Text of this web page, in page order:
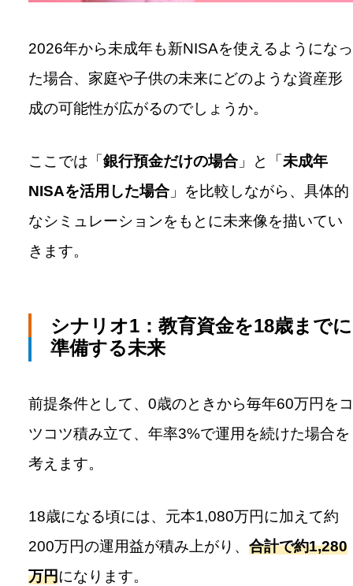
2026年から未成年も新NISAを使えるようになっ
た場合、家庭や子供の未来にどのような資産形
成の可能性が広がるのでしょうか。
ここでは「 銀行預金だけの場合」と「 未成年
NISAを活用した場合」を比較しながら、具体的
なシミュレーションをもとに未来像を描いてい
きます。
シナリオ1：教育資金を18歳までに
準備する未来
前提条件として、0歳のときから毎年60万円をコ
ツコツ積み立て、年率3%で運用を続けた場合を
考えます。
18歳になる頃には、元本1,080万円に加えて約
200万円の運用益が積み上がり、 合計で約1,280
万円になります。